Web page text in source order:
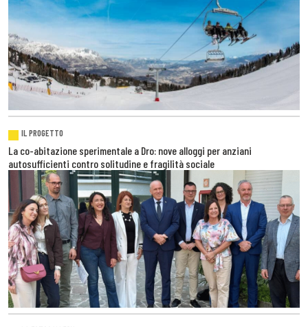
IL PROGETTO
La co-abitazione sperimentale a Dro: nove alloggi per anziani
autosufficienti contro solitudine e fragilità sociale